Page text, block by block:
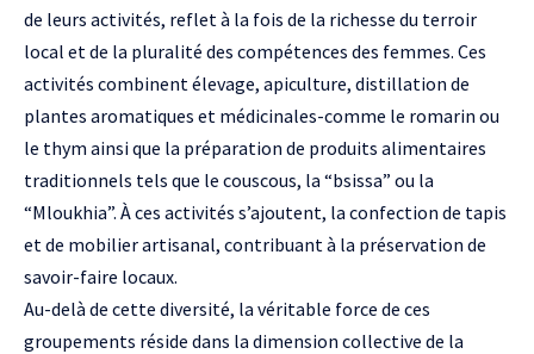
de leurs activités, reflet à la fois de la richesse du terroir
local et de la pluralité des compétences des femmes. Ces
activités combinent élevage, apiculture, distillation de
plantes aromatiques et médicinales-comme le romarin ou
le thym ainsi que la préparation de produits alimentaires
traditionnels tels que le couscous, la “bsissa” ou la
“Mloukhia”. À ces activités s’ajoutent, la confection de tapis
et de mobilier artisanal, contribuant à la préservation de
savoir-faire locaux.
Au-delà de cette diversité, la véritable force de ces
groupements réside dans la dimension collective de la